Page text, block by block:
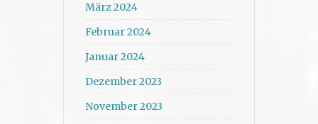
März 2024
Februar 2024
Januar 2024
Dezember 2023
November 2023